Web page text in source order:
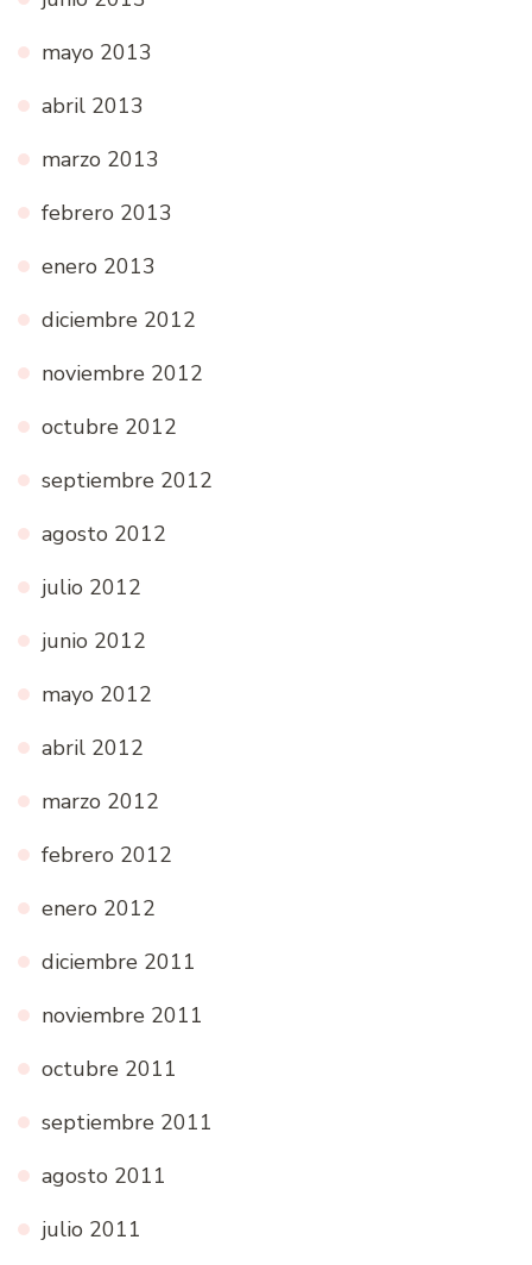
mayo 2013
abril 2013
marzo 2013
febrero 2013
enero 2013
diciembre 2012
noviembre 2012
octubre 2012
septiembre 2012
agosto 2012
julio 2012
junio 2012
mayo 2012
abril 2012
marzo 2012
febrero 2012
enero 2012
diciembre 2011
noviembre 2011
octubre 2011
septiembre 2011
agosto 2011
julio 2011